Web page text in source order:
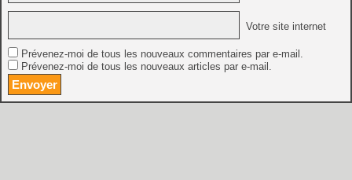
Votre site internet
Prévenez-moi de tous les nouveaux commentaires par e-mail.
Prévenez-moi de tous les nouveaux articles par e-mail.